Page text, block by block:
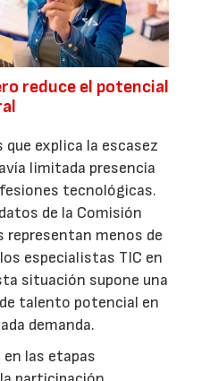
reduce el potencial
explica la escasez
limitada presencia
tecnológicas.
de la Comisión
representan menos de
especialistas TIC en
situación supone una
talento potencial en
demanda.
en las etapas